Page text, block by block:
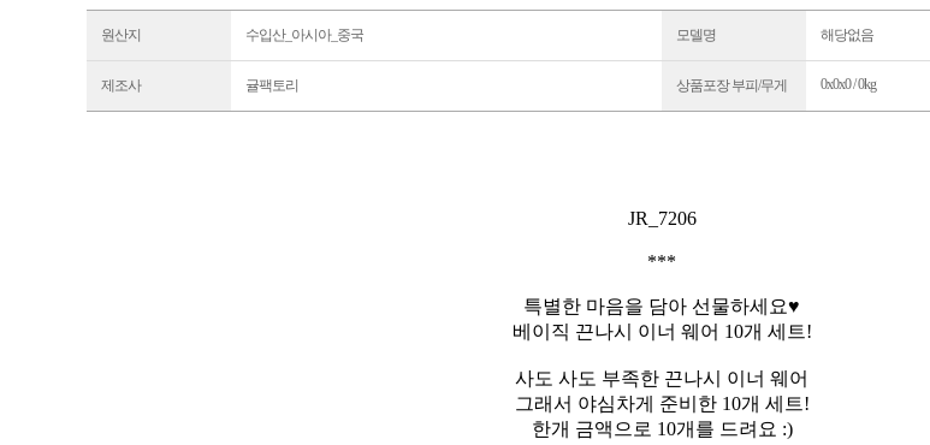
원산지 수입산_아시아_중국 모델명 해당없음
제조사 귤팩토리 상품포장 부피/무게 0x0x0 / 0kg
JR_7206
***
특별한 마음을 담아 선물하세요♥
베이직 끈나시 이너 웨어 10개 세트!
사도 사도 부족한 끈나시 이너 웨어
그래서 야심차게 준비한 10개 세트!
한개 금액으로 10개를 드려요 :)